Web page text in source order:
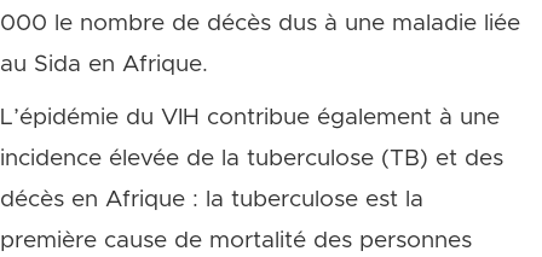
000 le nombre de décès dus à une maladie liée
au Sida en Afrique.
L’épidémie du VIH contribue également à une
incidence élevée de la tuberculose (TB) et des
décès en Afrique : la tuberculose est la
première cause de mortalité des personnes